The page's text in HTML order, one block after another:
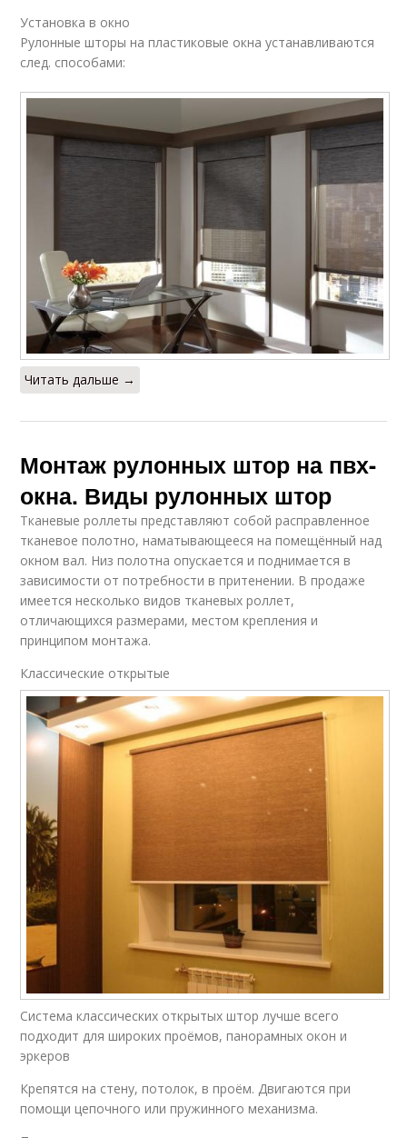
Установка в окно
Рулонные шторы на пластиковые окна устанавливаются
след. способами:
Читать дальше →
Монтаж рулонных штор на пвх-
окна. Виды рулонных штор
Тканевые роллеты представляют собой расправленное
тканевое полотно, наматывающееся на помещённый над
окном вал. Низ полотна опускается и поднимается в
зависимости от потребности в притенении. В продаже
имеется несколько видов тканевых роллет,
отличающихся размерами, местом крепления и
принципом монтажа.
Классические открытые
Система классических открытых штор лучше всего
подходит для широких проёмов, панорамных окон и
эркеров
Крепятся на стену, потолок, в проём. Двигаются при
помощи цепочного или пружинного механизма.